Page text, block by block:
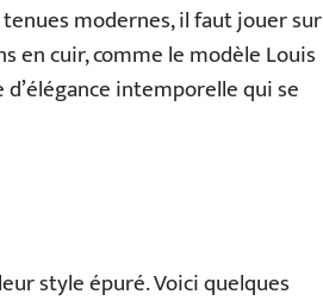
modernes, il faut jouer sur
en cuir, comme le modèle Louis
intemporelle qui se
style épuré. Voici quelques